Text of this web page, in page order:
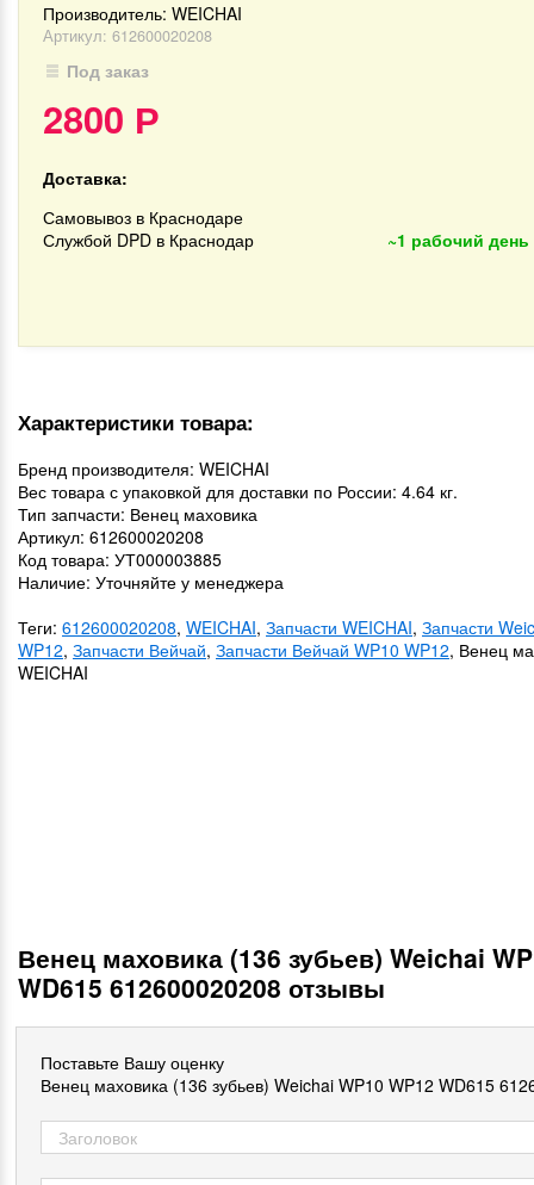
Производитель: WEICHAI
Артикул: 612600020208
Под заказ
2800 Р
Доставка:
Самовывоз в Краснодаре
Службой DPD в Краснодар
~1 рабочий день
Характеристики товара:
Бренд производителя: WEICHAI
Вес товара с упаковкой для доставки по России: 4.64 кг.
Тип запчасти: Венец маховика
Артикул: 612600020208
Код товара: УТ000003885
Наличие: Уточняйте у менеджера
Теги: 612600020208, WEICHAI, Запчасти WEICHAI, Запчасти
WP12, Запчасти Вейчай, Запчасти Вейчай WP10 WP12, Венец
WEICHAI
Венец маховика (136 зубьев) Weichai
WD615 612600020208 отзывы
Поставьте Вашу оценку
Венец маховика (136 зубьев) Weichai WP10 WP12 WD615